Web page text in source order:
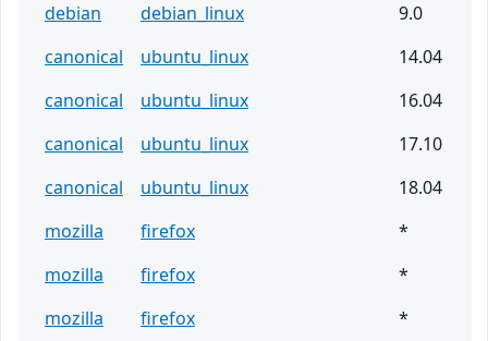
debian
debian_linux
9.0
canonical
ubuntu_linux
14.04
canonical
ubuntu_linux
16.04
canonical
ubuntu_linux
17.10
canonical
ubuntu_linux
18.04
mozilla
firefox
*
mozilla
firefox
*
mozilla
firefox
*